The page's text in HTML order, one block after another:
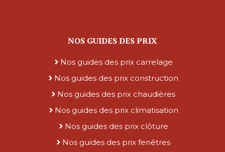
NOS GUIDES DES PRIX
Nos guides des prix carrelage
Nos guides des prix construction
Nos guides des prix chaudières
Nos guides des prix climatisation
Nos guides des prix clôture
Nos guides des prix fenêtres